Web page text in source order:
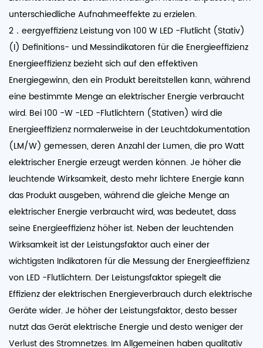
unterschiedliche Aufnahmeeffekte zu erzielen.
2．eergyeffizienz Leistung von 100 W LED -Flutlicht (Stativ)
(I) Definitions- und Messindikatoren für die Energieeffizienz
Energieeffizienz bezieht sich auf den effektiven
Energiegewinn, den ein Produkt bereitstellen kann, während
eine bestimmte Menge an elektrischer Energie verbraucht
wird. Bei 100 -W -LED -Flutlichtern (Stativen) wird die
Energieeffizienz normalerweise in der Leuchtdokumentation
(LM/W) gemessen, deren Anzahl der Lumen, die pro Watt
elektrischer Energie erzeugt werden können. Je höher die
leuchtende Wirksamkeit, desto mehr lichtere Energie kann
das Produkt ausgeben, während die gleiche Menge an
elektrischer Energie verbraucht wird, was bedeutet, dass
seine Energieeffizienz höher ist. Neben der leuchtenden
Wirksamkeit ist der Leistungsfaktor auch einer der
wichtigsten Indikatoren für die Messung der Energieeffizienz
von LED -Flutlichtern. Der Leistungsfaktor spiegelt die
Effizienz der elektrischen Energieverbrauch durch elektrische
Geräte wider. Je höher der Leistungsfaktor, desto besser
nutzt das Gerät elektrische Energie und desto weniger der
Verlust des Stromnetzes. Im Allgemeinen haben qualitativ